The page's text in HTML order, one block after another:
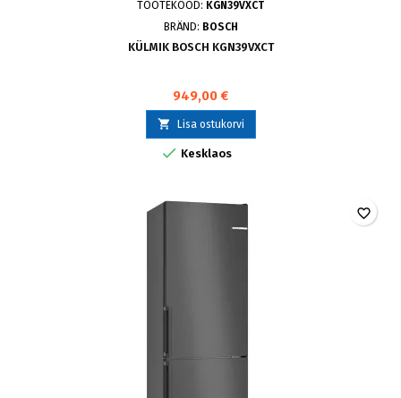
TOOTEKOOD: KGN39VXCT
BRÄND: BOSCH
KÜLMIK BOSCH KGN39VXCT
949,00 €
 Lisa ostukorvi
 Kesklaos
favorite_border